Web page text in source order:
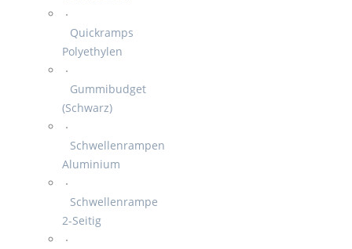
Quickramps
Polyethylen
Gummibudget
(Schwarz)
Schwellenrampen
Aluminium
Schwellenrampe
2-Seitig